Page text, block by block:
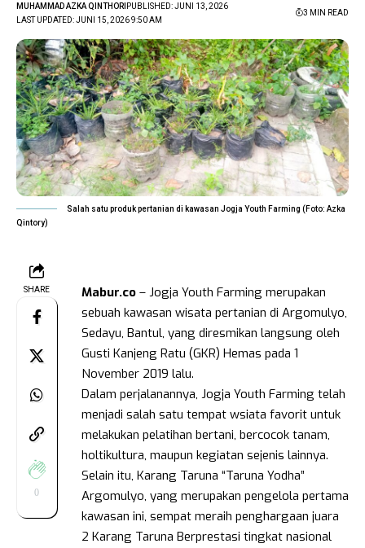
LAST UPDATED: JUNI 15, 2026 9:50 AM
MUHAMMAD AZKA QINTHORI PUBLISHED: JUNI 13, 2026
3 MIN READ
Salah satu produk pertanian di kawasan Jogja Youth Farming (Foto: Azka
Qintory)
SHARE
0
Mabur.co – Jogja Youth Farming merupakan
sebuah kawasan wisata pertanian di Argomulyo,
Sedayu, Bantul, yang diresmikan langsung oleh
Gusti Kanjeng Ratu (GKR) Hemas pada 1
November 2019 lalu.
Dalam perjalanannya, Jogja Youth Farming telah
menjadi salah satu tempat wsiata favorit untuk
melakukan pelatihan bertani, bercocok tanam,
holtikultura, maupun kegiatan sejenis lainnya.
Selain itu, Karang Taruna “Taruna Yodha”
Argomulyo, yang merupakan pengelola pertama
kawasan ini, sempat meraih penghargaan juara
2 Karang Taruna Berprestasi tingkat nasional